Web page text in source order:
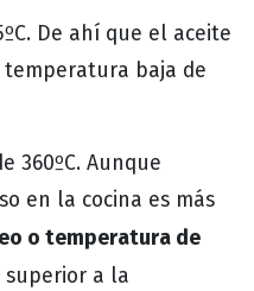
De ahí que el aceite
baja de
360ºC. Aunque
en la cocina es más
o temperatura de
a la